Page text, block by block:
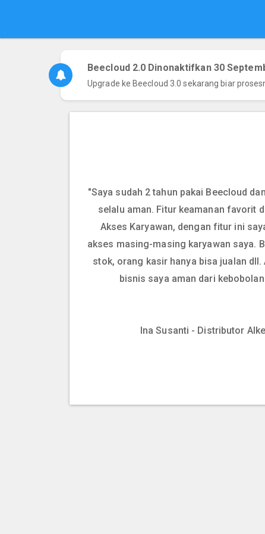
Beecloud 2.0 Dinonaktifkan 30
Upgrade ke Beecloud 3.0 sekarang biar
"Saya sudah 2 tahun pakai Beecloud
selalu aman. Fitur keamanan favorit
Akses Karyawan, dengan fitur ini
akses masing-masing karyawan saya.
stok, orang kasir hanya bisa jualan
bisnis saya aman dari
Ina Susanti - Distributor